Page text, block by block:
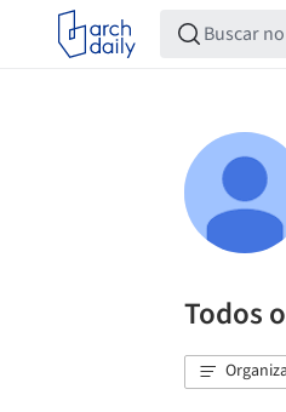
Todos